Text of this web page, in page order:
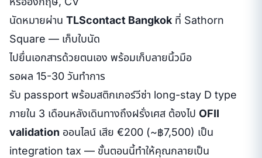
นัดหมายผ่าน TLScontact Bangkok ที่ Sathorn
Square — เก็บใบนัด
ไปยื่นเอกสารด้วยตนเอง พร้อมเก็บลายนิ้วมือ
รอผล 15-30 วันทำการ
รับ passport พร้อมสติกเกอร์วีซ่า long-stay D type
ภายใน 3 เดือนหลังเดินทางถึงฝรั่งเศส ต้องไป OFII
validation ออนไลน์ เสีย €200 (~฿7,500) เป็น
integration tax — ขั้นตอนนี้ทำให้คุณกลายเป็น